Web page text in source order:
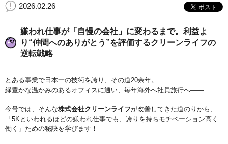
2026.02.26
嫌われ仕事が「自慢の会社」に変わるまで。利益よ
り“仲間へのありがとう”を評価するクリーンライフの
逆転戦略
とある事業で日本一の技術を誇り、その道20余年。
緑豊かな温かみのあるオフィスに通い、毎年海外へ社員旅行へ――
今号では、そんな株式会社クリーンライフが改善してきた道のりから、
「5Kといわれるほどの嫌われ仕事でも、誇りを持ちモチベーション高く
働く」ための秘訣を学びます！